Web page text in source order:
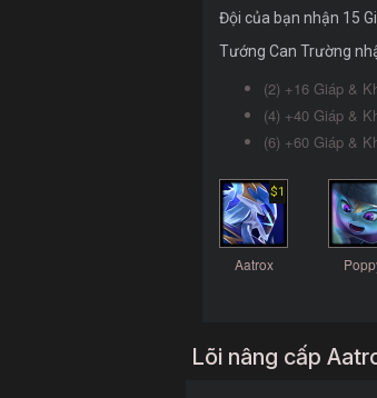
Đội của bạn nhận 15
Tướng Can Trường
(2) +16 Giáp &
(4) +40 Giáp &
(6) +60 Giáp &
$1
Aatrox
Lõi nâng cấp